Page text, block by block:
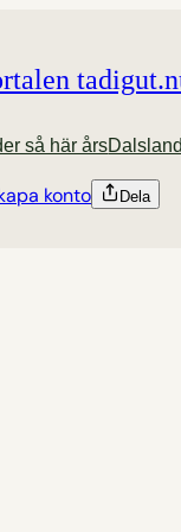
så här års
konto Dela